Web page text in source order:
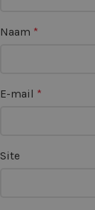
Naam *
E-mail *
Site